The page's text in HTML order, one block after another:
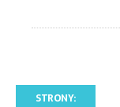
STRONY: